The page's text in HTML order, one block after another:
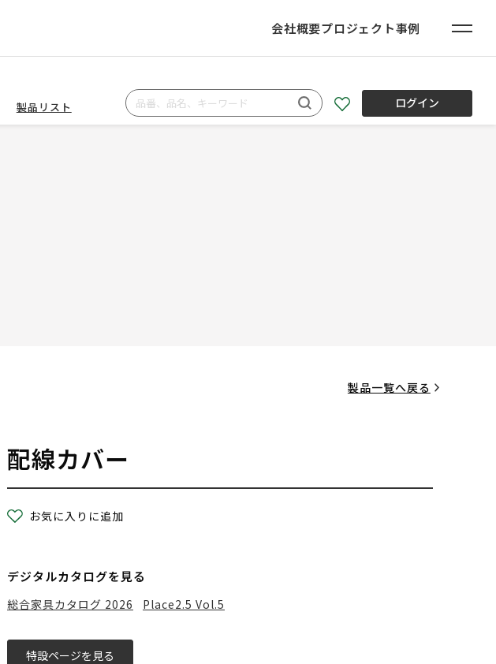
会社概要プロジェクト事例
製品リスト ログイン
製品一覧へ戻る
配線カバー
お気に入りに追加
デジタルカタログを見る
総合家具カタログ 2026 Place2.5 Vol.5
特設ページを見る